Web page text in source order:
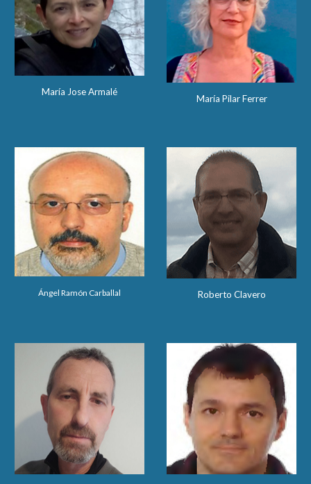
María Jose Armalé
María Pilar Ferrer
Ángel Ramón Carballal Roberto Clavero